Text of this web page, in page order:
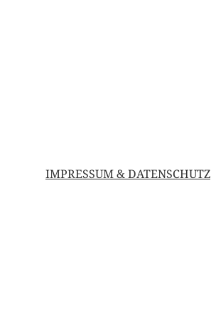
IMPRESSUM & DATENSCHUTZ